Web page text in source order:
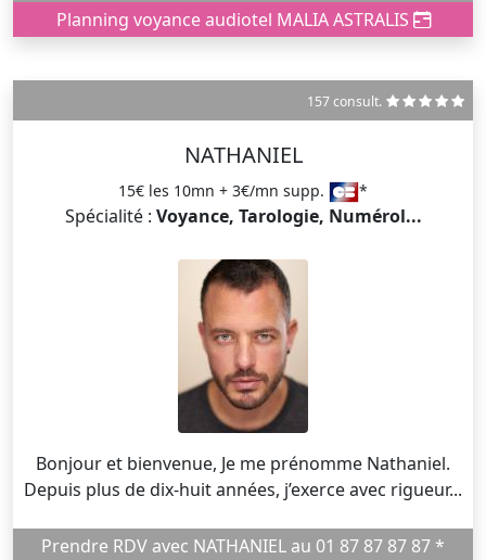
Planning voyance audiotel MALIA ASTRALIS
157 consult.
NATHANIEL
15€ les 10mn + 3€/mn supp. *
Spécialité : Voyance, Tarologie, Numérol...
Bonjour et bienvenue, Je me prénomme Nathaniel.
Depuis plus de dix-huit années, j’exerce avec rigueur...
Prendre RDV avec NATHANIEL au 01 87 87 87 87 *